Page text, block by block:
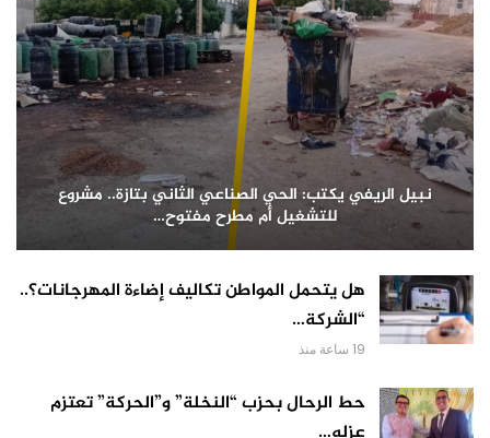
نبيل الريفي يكتب: الحي الصناعي الثاني بتازة.. مشروع
للتشغيل أم مطرح مفتوح…
هل يتحمل المواطن تكاليف إضاءة المهرجانات؟..
“الشركة…
19 ساعة منذ
حط الرحال بحزب “النخلة” و”الحركة” تعتزم